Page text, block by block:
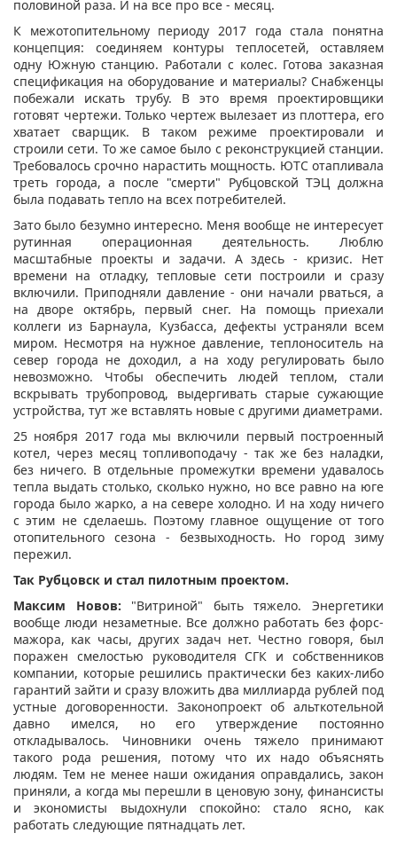
половиной раза. И на все про все - месяц.
К межотопительному периоду 2017 года стала понятна
концепция: соединяем контуры теплосетей, оставляем
одну Южную станцию. Работали с колес. Готова заказная
спецификация на оборудование и материалы? Снабженцы
побежали искать трубу. В это время проектировщики
готовят чертежи. Только чертеж вылезает из плоттера, его
хватает сварщик. В таком режиме проектировали и
строили сети. То же самое было с реконструкцией станции.
Требовалось срочно нарастить мощность. ЮТС отапливала
треть города, а после "смерти" Рубцовской ТЭЦ должна
была подавать тепло на всех потребителей.
Зато было безумно интересно. Меня вообще не интересует
рутинная операционная деятельность. Люблю
масштабные проекты и задачи. А здесь - кризис. Нет
времени на отладку, тепловые сети построили и сразу
включили. Приподняли давление - они начали рваться, а
на дворе октябрь, первый снег. На помощь приехали
коллеги из Барнаула, Кузбасса, дефекты устраняли всем
миром. Несмотря на нужное давление, теплоноситель на
север города не доходил, а на ходу регулировать было
невозможно. Чтобы обеспечить людей теплом, стали
вскрывать трубопровод, выдергивать старые сужающие
устройства, тут же вставлять новые с другими диаметрами.
25 ноября 2017 года мы включили первый построенный
котел, через месяц топливоподачу - так же без наладки,
без ничего. В отдельные промежутки времени удавалось
тепла выдать столько, сколько нужно, но все равно на юге
города было жарко, а на севере холодно. И на ходу ничего
с этим не сделаешь. Поэтому главное ощущение от того
отопительного сезона - безвыходность. Но город зиму
пережил.
Так Рубцовск и стал пилотным проектом.
Максим Новов: "Витриной" быть тяжело. Энергетики
вообще люди незаметные. Все должно работать без форс-
мажора, как часы, других задач нет. Честно говоря, был
поражен смелостью руководителя СГК и собственников
компании, которые решились практически без каких-либо
гарантий зайти и сразу вложить два миллиарда рублей под
устные договоренности. Законопроект об альткотельной
давно имелся, но его утверждение постоянно
откладывалось. Чиновники очень тяжело принимают
такого рода решения, потому что их надо объяснять
людям. Тем не менее наши ожидания оправдались, закон
приняли, а когда мы перешли в ценовую зону, финансисты
и экономисты выдохнули спокойно: стало ясно, как
работать следующие пятнадцать лет.